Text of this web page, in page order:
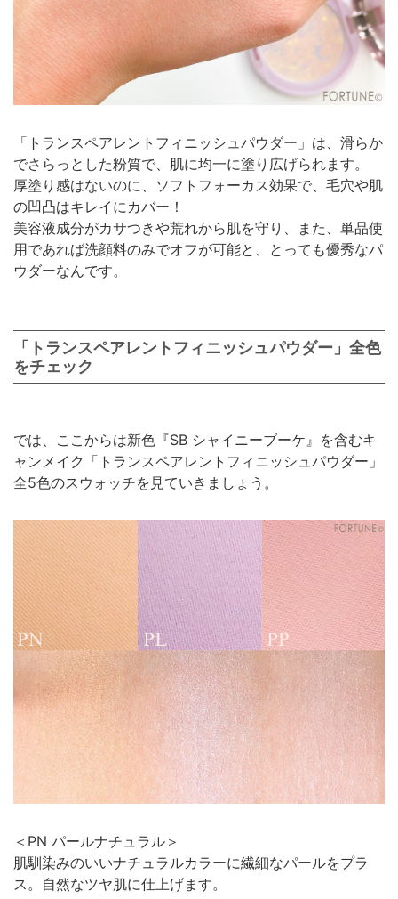
「トランスペアレントフィニッシュパウダー」は、滑らか
でさらっとした粉質で、肌に均一に塗り広げられます。
厚塗り感はないのに、ソフトフォーカス効果で、毛穴や肌
の凹凸はキレイにカバー！
美容液成分がカサつきや荒れから肌を守り、また、単品使
用であれば洗顔料のみでオフが可能と、とっても優秀なパ
ウダーなんです。
「トランスペアレントフィニッシュパウダー」全色
をチェック
では、ここからは新色『SB シャイニーブーケ』を含むキ
ャンメイク「トランスペアレントフィニッシュパウダー」
全5色のスウォッチを見ていきましょう。
＜PN パールナチュラル＞
肌馴染みのいいナチュラルカラーに繊細なパールをプラ
ス。自然なツヤ肌に仕上げます。